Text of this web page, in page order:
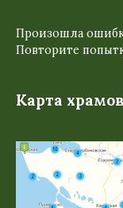
Произошла
Повторите
Карта храмов